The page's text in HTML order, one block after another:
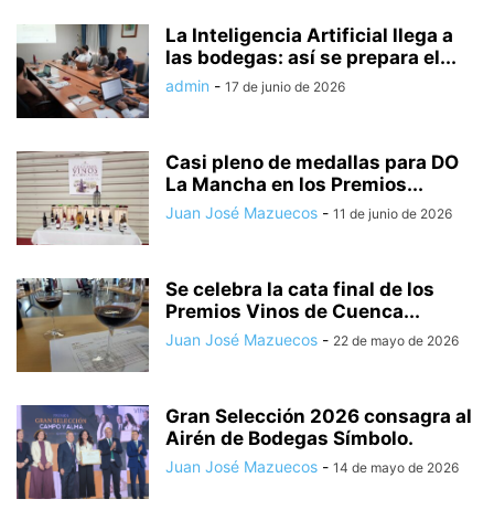
La Inteligencia Artificial llega a
las bodegas: así se prepara el...
admin - 17 de junio de 2026
Casi pleno de medallas para DO
La Mancha en los Premios...
Juan José Mazuecos - 11 de junio de 2026
Se celebra la cata final de los
Premios Vinos de Cuenca...
Juan José Mazuecos - 22 de mayo de 2026
Gran Selección 2026 consagra al
Airén de Bodegas Símbolo.
Juan José Mazuecos - 14 de mayo de 2026